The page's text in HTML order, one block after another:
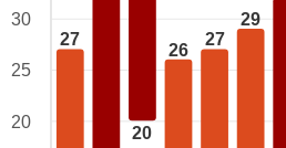
27
20
26
27
29
30
25
20